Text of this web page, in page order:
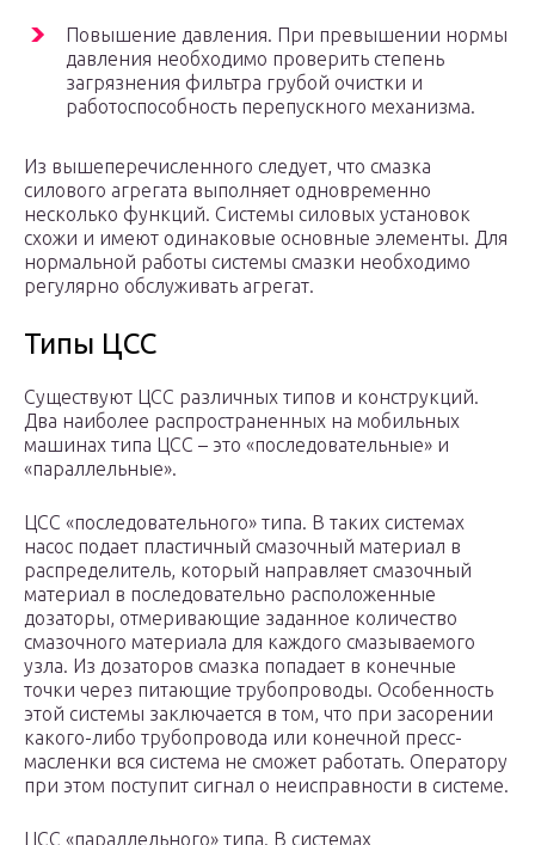
Повышение давления. При превышении нормы
давления необходимо проверить степень
загрязнения фильтра грубой очистки и
работоспособность перепускного механизма.
Из вышеперечисленного следует, что смазка
силового агрегата выполняет одновременно
несколько функций. Системы силовых установок
схожи и имеют одинаковые основные элементы. Для
нормальной работы системы смазки необходимо
регулярно обслуживать агрегат.
Типы ЦСС
Существуют ЦСС различных типов и конструкций.
Два наиболее распространенных на мобильных
машинах типа ЦСС – это «последовательные» и
«параллельные».
ЦСС «последовательного» типа. В таких системах
насос подает пластичный смазочный материал в
распределитель, который направляет смазочный
материал в последовательно расположенные
дозаторы, отмеривающие заданное количество
смазочного материала для каждого смазываемого
узла. Из дозаторов смазка попадает в конечные
точки через питающие трубопроводы. Особенность
этой системы заключается в том, что при засорении
какого-либо трубопровода или конечной пресс-
масленки вся система не сможет работать. Оператору
при этом поступит сигнал о неисправности в системе.
ЦСС «параллельного» типа. В системах